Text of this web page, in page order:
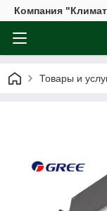
Компания
Товары и